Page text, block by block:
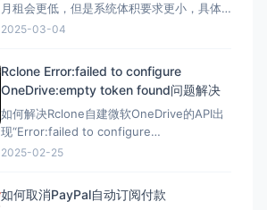
月租会更低，但是系统体积要求更小，具体
自己测试，方法一样。 星辰Scaleway官网：
先注册一个星辰账号 这里的地址可以
2025-03-04
Rclone Error:failed to configure
OneDrive:empty token found问题解决
如何解决Rclone自建微软OneDrive的API出
现“Error:failed to configure
OneDrive:empty token found”错误？ 在
配置config_token ▼ Option config_t
2025-02-25
如何取消PayPal自动订阅付款